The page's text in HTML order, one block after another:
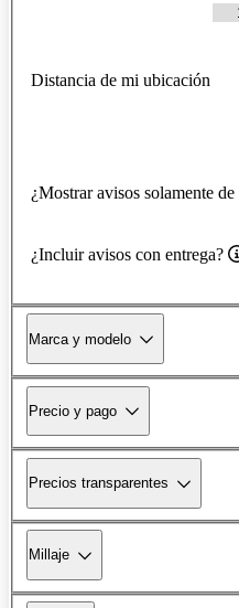
Distancia de mi ubicación
¿Mostrar avisos solamente
¿Incluir avisos con entrega?
Marca y modelo
Precio y pago
Precios transparentes
Millaje